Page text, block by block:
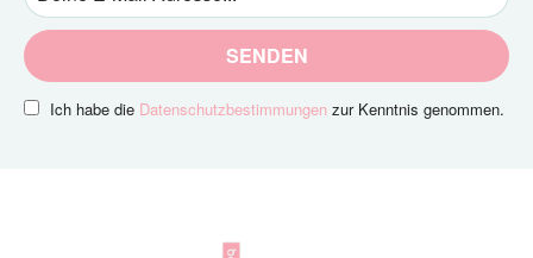
SENDEN
Ich habe die Datenschutzbestimmungen zur Kenntnis genommen.